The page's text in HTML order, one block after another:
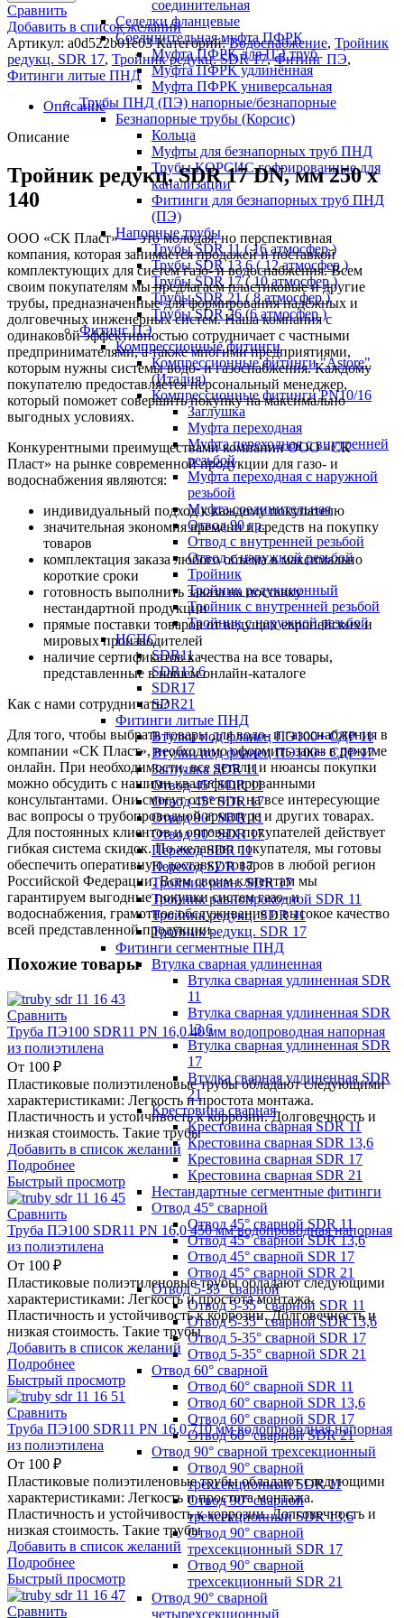
соединительная
Седелки фланцевые
Соединительная муфта ПФРК
Муфта ПФРК для ПЭ труб
Муфта ПФРК удлинённая
Муфта ПФРК универсальная
Трубы ПНД (ПЭ) напорные/безнапорные
Безнапорные трубы (Корсис)
Кольца
Муфты для безнапорных труб ПНД
Трубы КОРСИС гофрированные для
канализации
Фитинги для безнапорных труб ПНД
(ПЭ)
Напорные трубы
Трубы SDR 11 ( 16 атмосфер )
Трубы SDR 13,6 ( 12 атмосфер )
Трубы SDR 17 ( 10 атмосфер )
Трубы SDR 21 ( 8 атмосфер )
Трубы SDR 26 (6 атмосфер )
Фитинг ПЭ
Компрессионные фитинги
Компрессионные фитинги "Astore"
(Италия)
Компрессионные фитинги PN10/16
Заглушка
Муфта переходная
Муфта переходная с внутренней
резьбой
Муфта переходная с наружной
резьбой
Муфта соединительная
Отвод 90 гр.
Отвод с внутренней резьбой
Отвод с наружной резьбой
Тройник
Тройник редукционный
Тройник с внутренней резьбой
Тройник с наружной резьбой
НСПС
SDR11
SDR13,6
SDR17
SDR21
Фитинги литые ПНД
Втулки под фланец ПЭ100+ СДР 11
Втулки под фланец ПЭ100+ СДР 17
Заглушка SDR 11
Отвод 45° SDR 11
Отвод 45° SDR 17
Отвод 90° SDR 11
Отвод 90° SDR 17
Переход SDR 11
Переход SDR 17
Тройник равн. SDR 17
Тройник равнопроходной SDR 11
Тройник редукц. SDR 11
Тройник редукц. SDR 17
Фитинги сегментные ПНД
Втулка сварная удлиненная
Втулка сварная удлиненная SDR
11
Втулка сварная удлиненная SDR
13,6
Втулка сварная удлиненная SDR
17
Втулка сварная удлиненная SDR
21
Крестовина сварная
Крестовина сварная SDR 11
Крестовина сварная SDR 13,6
Крестовина сварная SDR 17
Крестовина сварная SDR 21
Нестандартные сегментные фитинги
Отвод 45° сварной
Отвод 45° сварной SDR 11
Отвод 45° сварной SDR 13,6
Отвод 45° сварной SDR 17
Отвод 45° сварной SDR 21
Отвод 5-35° сварной
Отвод 5-35° сварной SDR 11
Отвод 5-35° сварной SDR 13,6
Отвод 5-35° сварной SDR 17
Отвод 5-35° сварной SDR 21
Отвод 60° сварной
Отвод 60° сварной SDR 11
Отвод 60° сварной SDR 13,6
Отвод 60° сварной SDR 17
Отвод 60° сварной SDR 21
Отвод 90° сварной трехсекционный
Отвод 90° сварной
трехсекционный SDR 11
Отвод 90° сварной
трехсекционный SDR 13,6
Отвод 90° сварной
трехсекционный SDR 17
Отвод 90° сварной
трехсекционный SDR 21
Отвод 90° сварной
четырехсекционный
Сравнить
Добавить в список желаний
Артикул: a0d522b01e03Категорий: Водоснабжение, Тройник
редукц. SDR 17, Тройник редукц. SDR 17, Фитинг ПЭ,
Фитинги литые ПНД
Описание
Описание
Тройник редукц. SDR 17 DN, мм 250 x
140
ООО «СК Пласт» — это молодая, но перспективная
компания, которая занимается продажей и поставкой
комплектующих для систем газо- и водоснабжения. Всем
своим покупателям мы предлагаем пластиковые и другие
трубы, предназначенные для формирования надёжных и
долговечных инженерных систем. Наша компания с
одинаковой эффективностью сотрудничает с частными
предпринимателями, а также многими предприятиями,
которым нужны системы водо- и газоснабжения. Каждому
покупателю предоставляется персональный менеджер,
который поможет совершить покупку на максимально
выгодных условиях.
Конкурентными преимуществами компании ООО «СК
Пласт» на рынке современной продукции для газо- и
водоснабжения являются:
индивидуальный подход к каждому покупателю
значительная экономия времени и средств на покупку
товаров
комплектация заказа любого объёма в максимально
короткие сроки
готовность выполнить заказа на поставку
нестандартной продукции
прямые поставки товаров от ведущих европейских и
мировых производителей
наличие сертификатов качества на все товары,
представленные в нашем онлайн-каталоге
Как с нами сотрудничать?
Для того, чтобы выбрать товары для водо- и газоснабжения в
компании «СК Пласт», необходимо оформить заказ в режиме
онлайн. При необходимости, все детали и нюансы покупки
можно обсудить с нашими квалифицированными
консультантами. Они смогут ответить на все интересующие
вас вопросы о трубопроводной арматуре и других товарах.
Для постоянных клиентов и оптовых покупателей действует
гибкая система скидок. По желанию покупателя, мы готовы
обеспечить оперативную доставку товаров в любой регион
Российской Федерации. Всем своим клиентам мы
гарантируем выгодные покупки систем газо- и
водоснабжения, грамотное обслуживание и высокое качество
всей представленной продукции.
Похожие товары
Сравнить
Труба ПЭ100 SDR11 PN 16,0 40 мм водопроводная напорная
из полиэтилена
От 100 ₽
Пластиковые полиэтиленовые трубы обладают следующими
характеристиками: Легкость и простота монтажа.
Пластичность и устойчивость к коррозии. Долговечность и
низкая стоимость. Такие трубы
Добавить в список желаний
Подробнее
Быстрый просмотр
Сравнить
Труба ПЭ100 SDR11 PN 16,0 450 мм водопроводная напорная
из полиэтилена
От 100 ₽
Пластиковые полиэтиленовые трубы обладают следующими
характеристиками: Легкость и простота монтажа.
Пластичность и устойчивость к коррозии. Долговечность и
низкая стоимость. Такие трубы
Добавить в список желаний
Подробнее
Быстрый просмотр
Сравнить
Труба ПЭ100 SDR11 PN 16,0 710 мм водопроводная напорная
из полиэтилена
От 100 ₽
Пластиковые полиэтиленовые трубы обладают следующими
характеристиками: Легкость и простота монтажа.
Пластичность и устойчивость к коррозии. Долговечность и
низкая стоимость. Такие трубы
Добавить в список желаний
Подробнее
Быстрый просмотр
Сравнить